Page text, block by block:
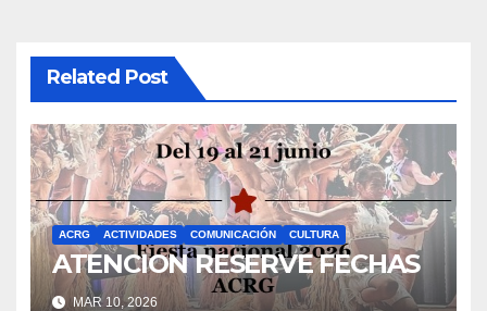
Related Post
ACRG ACTIVIDADES COMUNICACIÓN CULTURA
ATENCION RESERVE FECHAS
MAR 10, 2026